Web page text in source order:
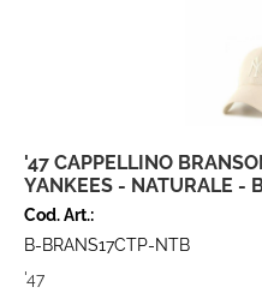
'47 CAPPELLINO
YANKEES - NATURALE -
Cod. Art.:
B-BRANS17CTP-NTB
'47